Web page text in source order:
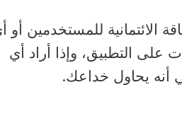
الائتمانية للمستخدمين أو
التطبيق، وإذا أراد أي
يحاول خداعك.